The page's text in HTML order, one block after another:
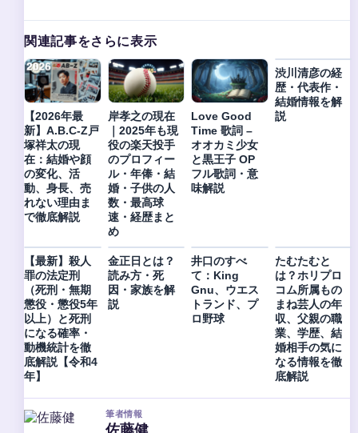
関連記事をさらに表示
【2026年最
新】A.B.C-Z戸
塚祥太の現
在：結婚や顔
の変化、活
動、身長、売
れない理由ま
で徹底解説
岸孝之の現在
｜2025年も現
役の楽天投手
のプロフィー
ル・年俸・結
婚・子供の人
数・最高球
速・経歴まと
め
Love Good
Time 歌詞 –
オオカミ少女
と黒王子 OP
フル歌詞・意
味解説
渋川清彦の経
歴・代表作・
結婚情報を解
説
【最新】殺人
罪の法定刑
（死刑・無期
懲役・懲役5年
以上）と死刑
になる確率・
動機統計を徹
底解説【令和4
年】
金正日とは？
読み方・死
因・家族を解
説
井口のすべ
て：King
Gnu、ウエス
トランド、プ
ロ野球
たむたむと
は？ホリプロ
コム所属もの
まね芸人の年
収、父親の職
業、学歴、結
婚相手の気に
なる情報を徹
底解説
筆者情報
佐藤健